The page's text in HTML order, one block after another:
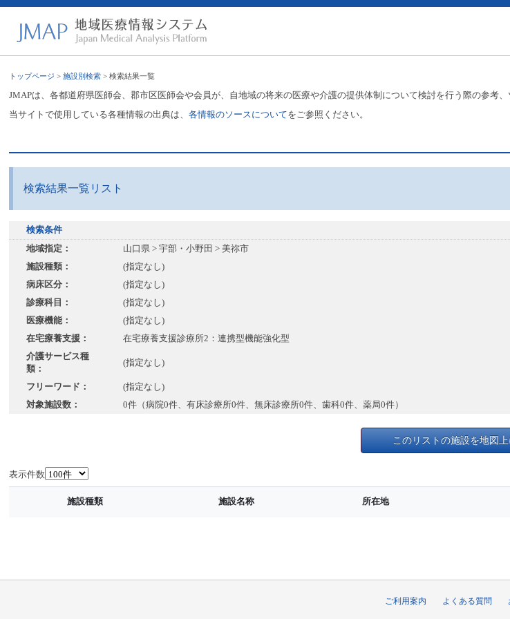
トップページ >施設別検索 > 検索結果一覧
JMAPは、各都道府県医師会、郡市区医師会や会員が、自地域の将来の医療や介護の提供体制について検討を行う際の参考
当サイトで使用している各種情報の出典は、各情報のソースについてをご参照ください。
検索結果一覧リスト
検索条件
地域指定：
山口県 > 宇部・小野田 > 美祢市
施設種類：
(指定なし)
病床区分：
(指定なし)
診療科目：
(指定なし)
医療機能：
(指定なし)
在宅療養支援：
在宅療養支援診療所2：連携型機能強化型
介護サービス種
類：
(指定なし)
フリーワード：
(指定なし)
対象施設数：
0件（病院0件、有床診療所0件、無床診療所0件、歯科0件、薬局0件）
このリストの施設を地図
表示件数
施設種類 施設名称 所在地
ご利用案内 よくある質問